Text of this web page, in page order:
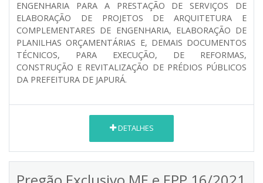
ENGENHARIA PARA A PRESTAÇÃO DE SERVIÇOS DE
ELABORAÇÃO DE PROJETOS DE ARQUITETURA E
COMPLEMENTARES DE ENGENHARIA, ELABORAÇÃO DE
PLANILHAS ORÇAMENTÁRIAS E, DEMAIS DOCUMENTOS
TÉCNICOS, PARA EXECUÇÃO, DE REFORMAS,
CONSTRUÇÃO E REVITALIZAÇÃO DE PRÉDIOS PÚBLICOS
DA PREFEITURA DE JAPURÁ.
DETALHES